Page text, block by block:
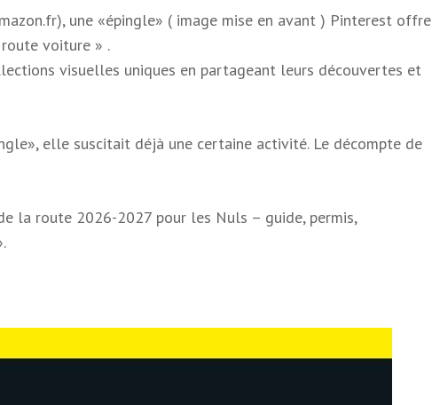
une «épingle» ( image mise en avant ) Pinterest offre
voiture » .
visuelles uniques en partageant leurs découvertes et
elle suscitait déjà une certaine activité. Le décompte de
la route 2026-2027 pour les Nuls – guide, permis,